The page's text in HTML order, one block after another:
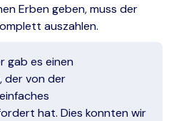
Erben geben, muss der
auszahlen.
gab es einen
der von der
hat. Dies konnten wir